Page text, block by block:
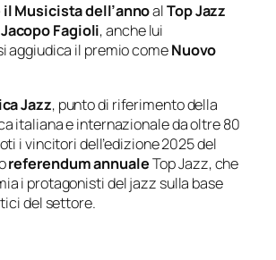
il Musicista dell’annoalTop Jazz
Jacopo Fagioli, anche lui
aggiudica il premio comeNuovo
Jazz, punto di riferimento della
italiana e internazionale da oltre 80
i vincitori dell’edizione 2025 del
referendumannualeTop Jazz, che
i protagonisti del jazz sulla base
del settore.